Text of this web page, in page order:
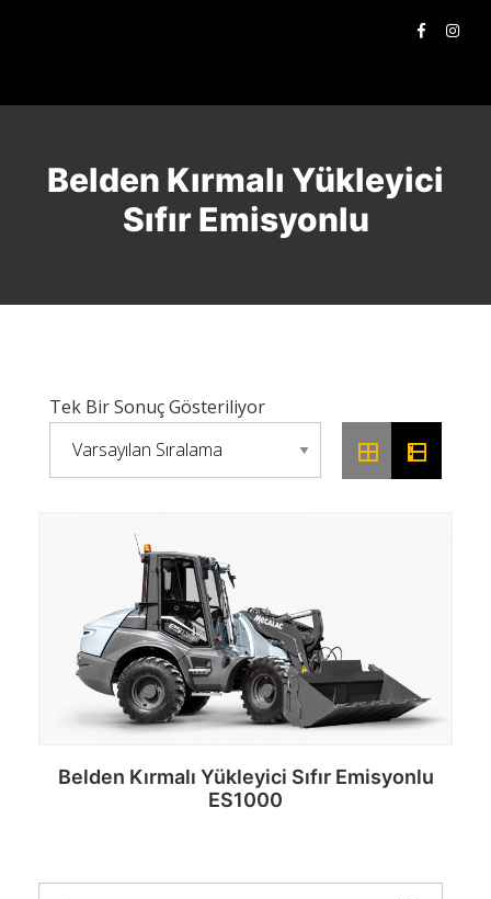
Belden Kırmalı Yükleyici
Sıfır Emisyonlu
Tek Bir Sonuç Gösteriliyor
Belden Kırmalı Yükleyici Sıfır Emisyonlu
ES1000